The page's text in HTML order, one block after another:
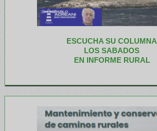
ESCUCHA SU COLUMNA
LOS SABADOS
EN INFORME RURAL